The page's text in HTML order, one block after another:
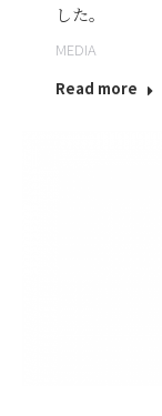
した。
MEDIA
Read more